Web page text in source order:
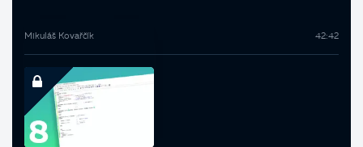
Mikuláš Kovařčík 42:42